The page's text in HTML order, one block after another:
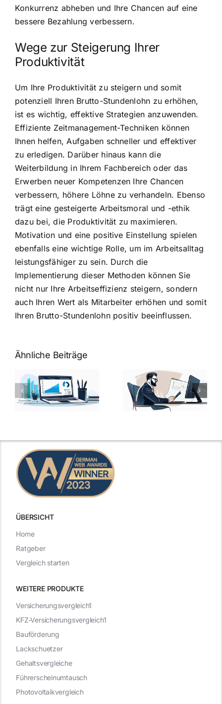
Konkurrenz abheben und Ihre Chancen auf eine
bessere Bezahlung verbessern.
Wege zur Steigerung Ihrer
Produktivität
Um Ihre Produktivität zu steigern und somit
potenziell Ihren Brutto-Stundenlohn zu erhöhen,
ist es wichtig, effektive Strategien anzuwenden.
Effiziente Zeitmanagement-Techniken können
Ihnen helfen, Aufgaben schneller und effektiver
zu erledigen. Darüber hinaus kann die
Weiterbildung in Ihrem Fachbereich oder das
Erwerben neuer Kompetenzen Ihre Chancen
verbessern, höhere Löhne zu verhandeln. Ebenso
trägt eine gesteigerte Arbeitsmoral und -ethik
dazu bei, die Produktivität zu maximieren.
Motivation und eine positive Einstellung spielen
ebenfalls eine wichtige Rolle, um im Arbeitsalltag
leistungsfähiger zu sein. Durch die
Implementierung dieser Methoden können Sie
nicht nur Ihre Arbeitseffizienz steigern, sondern
auch Ihren Wert als Mitarbeiter erhöhen und somit
Ihren Brutto-Stundenlohn positiv beeinflussen.
Ähnliche Beiträge
Fragen zum
Geschicktes
Ansprechen
der
Vorstellungsgespräch
Fragen: 77
Fragen und
kluge
ÜBERSICHT
WEITERE PRODUKTE
Versicherungsvergleich1
KFZ-Versicherungsvergleich1
Bauförderung
Lackschuetzer
Gehaltsvergleiche
Führerscheinumtausch
Photovoltaikvergleich
Home
Ratgeber
Vergleich starten